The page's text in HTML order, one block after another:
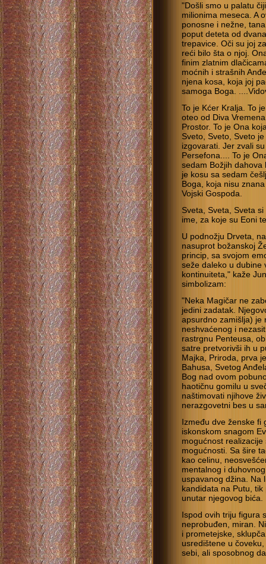
"Došli smo u palatu
milionima meseca. A
ponosne i nežne,
poput deteta od
trepavice. Oči su joj
reći bilo šta o njoj.
finim zlatnim
moćnih i strašnih
njena kosa, koja joj
samoga Boga.
To je Kćer Kralja. To
oteo od Diva
Prostor. To je Ona
Sveto, Sveto, Sveto
izgovarati. Jer zvali
Persefona.... To je
sedam Božjih dahova
je kosu sa sedam
Boga, koja nisu
Vojski Gospoda.
Sveta, Sveta, Sveta
ime, za koje su Eoni
U podnožju Drveta,
nasuprot božanskoj
princip, sa svojom
seže daleko u dubine
kontinuiteta," kaže
simbolizam:
"Neka Magičar ne
jedini zadatak.
apsurdno zamišlja) je
neshvaćenog i
rastrgnu Penteusa,
satre pretvorivši ih u
Majka, Priroda, prva
Bahusa, Svetog
Bog nad ovom
haotičnu gomilu u
naštimovati njihove
nerazgovetni bes u
Između dve ženske fi
iskonskom snagom
mogućnost
mogućnosti. Sa šire
kao celinu,
mentalnog i
uspavanog džina. Na
kandidata na Putu,
unutar njegovog bića.
Ispod ovih triju figura
neprobuđen, miran.
i prometejske,
usredištene u
sebi, ali sposobnog